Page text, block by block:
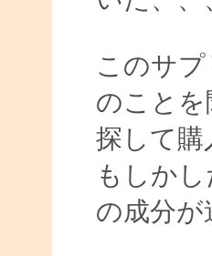
このサ
のこと
探して購
もしか
の成分